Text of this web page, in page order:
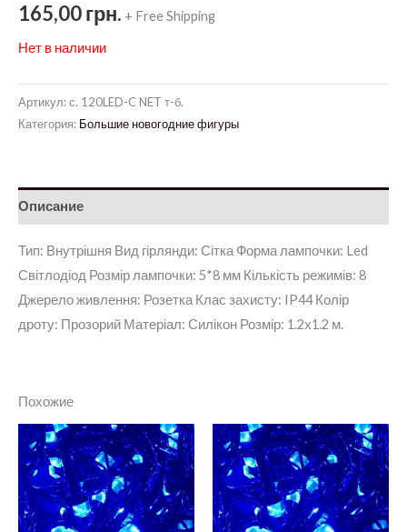
165,00грн. + Free Shipping
Нет в наличии
Артикул:с. 120LED-C NET т-б.
Категория: Большие новогодние фигуры
Описание
Тип: Внутрішня Вид гірлянди: Сітка Форма лампочки: Led
Світлодіод Розмір лампочки: 5*8 мм Кількість режимів: 8
Джерело живлення: Розетка Клас захисту: IP44 Колір
дроту: Прозорий Матеріал: Силікон Розмір: 1.2х1.2 м.
Похожие